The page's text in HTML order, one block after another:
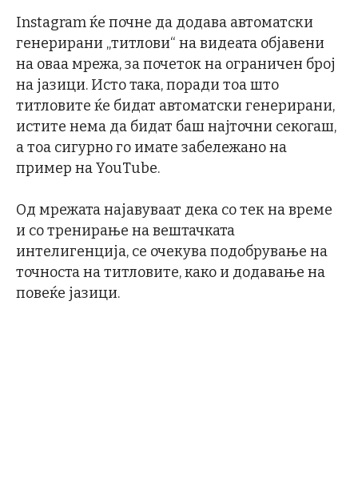
Instagram ќе почне да додава автоматски
генерирани „титлови“ на видеата објавени
на оваа мрежа, за почеток на ограничен број
на јазици. Исто така, поради тоа што
титловите ќе бидат автоматски генерирани,
истите нема да бидат баш најточни секогаш,
а тоа сигурно го имате забележано на
пример на YouTube.
Од мрежата најавуваат дека со тек на време
и со тренирање на вештачката
интелигенција, се очекува подобрување на
точноста на титловите, како и додавање на
повеќе јазици.